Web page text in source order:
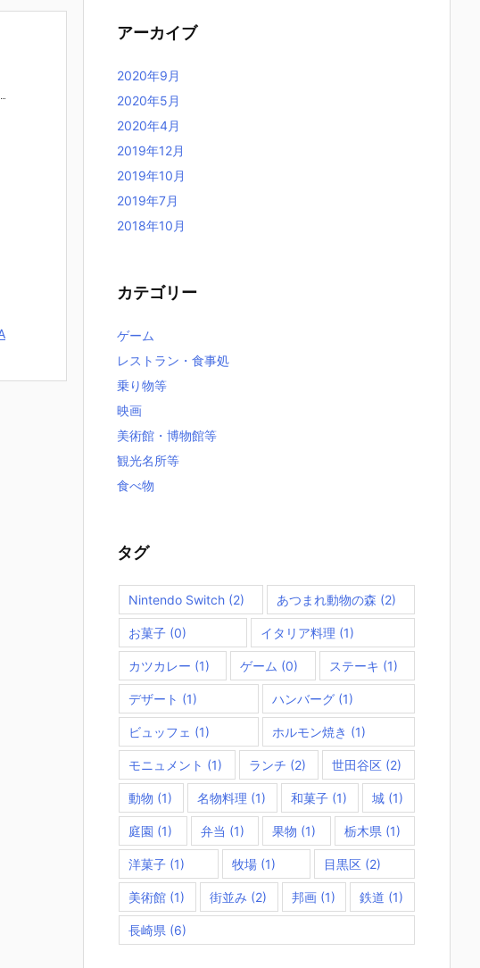
アーカイブ
2020年9月
2020年5月
2020年4月
2019年12月
2019年10月
2019年7月
2018年10月
カテゴリー
ゲーム
レストラン・食事処
乗り物等
映画
美術館・博物館等
観光名所等
食べ物
タグ
Nintendo Switch (2) あつまれ動物の森 (2)
お菓子 (0) イタリア料理 (1)
カツカレー (1) ゲーム (0) ステーキ (1)
デザート (1) ハンバーグ (1)
ビュッフェ (1) ホルモン焼き (1)
モニュメント (1) ランチ (2) 世田谷区 (2)
動物 (1) 名物料理 (1) 和菓子 (1) 城 (1)
庭園 (1) 弁当 (1) 果物 (1) 栃木県 (1)
洋菓子 (1) 牧場 (1) 目黒区(2)
美術館 (1) 街並み (2) 邦画(1) 鉄道 (1)
長崎県 (6)